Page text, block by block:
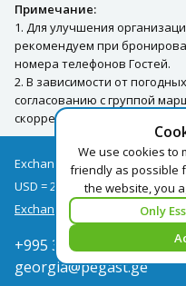
Примечание:
1. Для улучшения
рекомендуем при
номера телефонов Гостей.
2. В зависимости от
согласованию с группой
скорректирован.
We use cookies to
friendly as possible
the website, you
Only
Exchange rates as of 06/08
USD = 2.68
EUR = 3.09
Exchange rate archive
+995 322050666
georgia@pegast.ge